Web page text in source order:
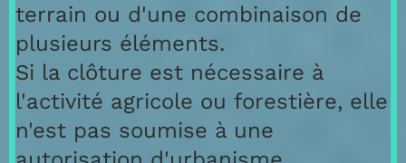
terrain ou d'une combinaison de
plusieurs éléments.
Si la clôture est nécessaire à
l'activité agricole ou forestière, elle
n'est pas soumise à une